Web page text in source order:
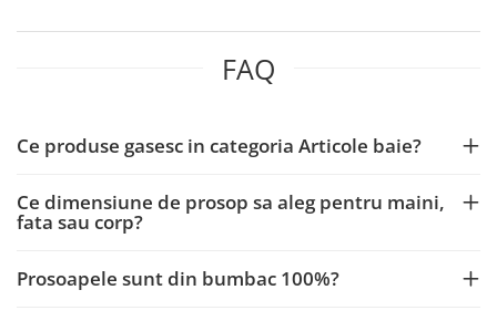
FAQ
Ce produse gasesc in categoria Articole baie?
Ce dimensiune de prosop sa aleg pentru maini,
fata sau corp?
Prosoapele sunt din bumbac 100%?